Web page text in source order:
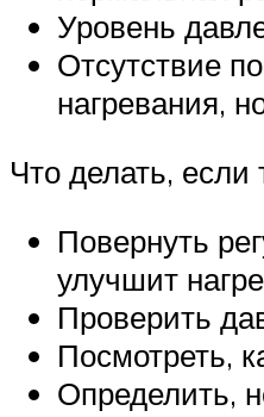
Уровень
Отсутствие
нагревания,
Что делать, если
Повернуть
улучшит
Проверить
Посмотреть,
Определить,